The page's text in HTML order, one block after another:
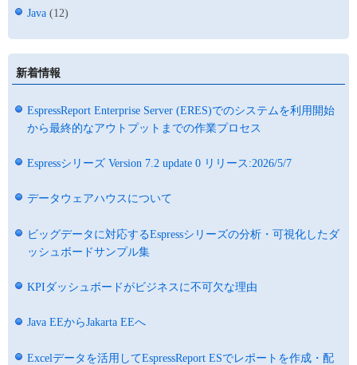
Java (12)
新着情報
EspressReport Enterprise Server (ERES)でのシステムを利用開始
から最終的なアウトプットまでの作業プロセス
Espressシリーズ Version 7.2 update 0 リリース:2026/5/7
データウェアハウスについて
ビッグデータに対応するEspressシリーズの分析・可視化したダ
ッシュボードサンプル集
KPIダッシュボードがビジネスに不可欠な理由
Java EEからJakarta EEへ
Excelデータを活用してEspressReport ESでレポートを作成・配